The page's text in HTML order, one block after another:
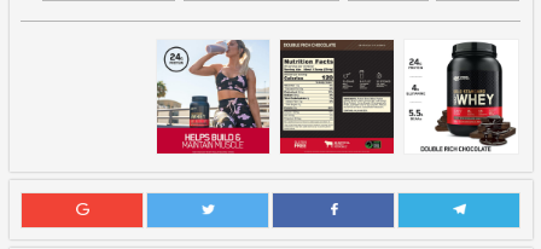
24 گرم پروتئین ترکیبی متشکل از ایزوله،
(آمینو اسیدهای ضروری)